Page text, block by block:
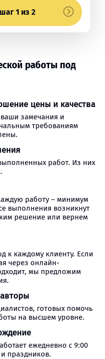
1 из 2
работы под
цены и качества
ваши замечания и
требованиям
работ. Из них
работу – минимум
выполнения возникнут
решение или вернем
к каждому клиенту. Если
через онлайн-
мы предложим
готовых помочь
на высшем уровне.
ежедневно с 9:00
праздников.